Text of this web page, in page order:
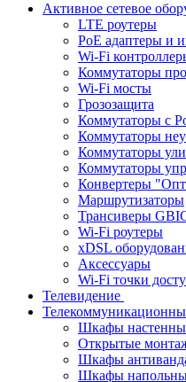
Активное сетевое
LTE роутеры
PoE адаптеры и
Wi-Fi
Коммутаторы
Wi-Fi мосты
Грозозащита
Коммутаторы c
Коммутаторы
Коммутаторы
Коммутаторы
Конвертеры
Маршрутизаторы
Трансиверы
Wi-Fi роутеры
xDSL
Аксессуары
Wi-Fi точки
Телевидение
Шкафы
Открытые
Шкафы
Шкафы